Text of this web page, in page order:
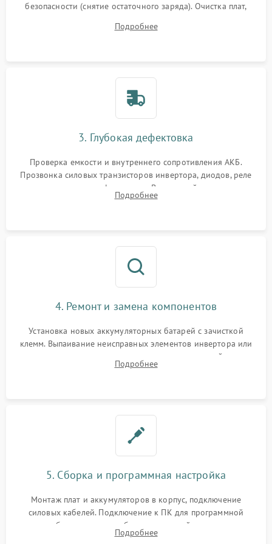
безопасности (снятие остаточного заряда). Очистка плат,
и кистей для предотвращения перегрева и замыканий.
Подробнее
3. Глубокая дефектовка
Проверка емкости и внутреннего сопротивления АКБ.
Прозвонка силовых транзисторов инвертора, диодов, реле
переключения и трансформатора. Визуальный поиск вздутых
конденсаторов и прогаров на печатной плате.
Подробнее
4. Ремонт и замена компонентов
Установка новых аккумуляторных батарей с зачисткой
клемм. Выпаивание неисправных элементов инвертора или
цепи зарядки и монтаж новых радиодеталей.
Восстановление поврежденных токоведущих дорожек и
Подробнее
5. Сборка и программная настройка
Монтаж плат и аккумуляторов в корпус, подключение
силовых кабелей. Подключение к ПК для программной
калибровки констант батареи, настройки порогов
срабатывания AVR и сброса счетчиков старения АКБ.
Подробнее